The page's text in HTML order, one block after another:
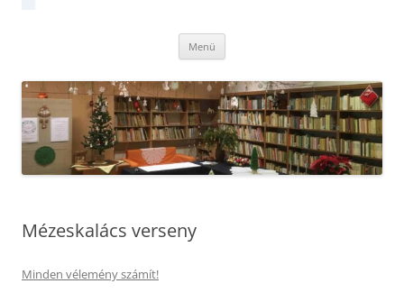
Menü
Mézeskalács verseny
Minden vélemény számít!